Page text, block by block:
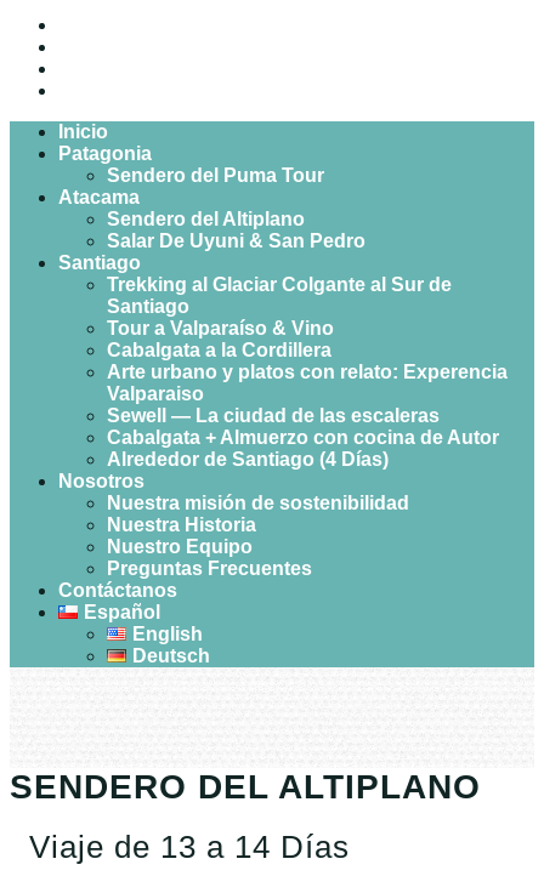
Open mobile menu
Inicio
Patagonia
Sendero del Puma Tour
Atacama
Sendero del Altiplano
Salar De Uyuni & San Pedro
Santiago
Trekking al Glaciar Colgante al Sur de
Santiago
Tour a Valparaíso & Vino
Cabalgata a la Cordillera
Arte urbano y platos con relato: Experencia
Valparaiso
Sewell — La ciudad de las escaleras
Cabalgata + Almuerzo con cocina de Autor
Alrededor de Santiago (4 Días)
Nosotros
Nuestra misión de sostenibilidad
Nuestra Historia
Nuestro Equipo
Preguntas Frecuentes
Contáctanos
Español
English
Deutsch
SENDERO DEL ALTIPLANO
Viaje de 13 a 14 Días